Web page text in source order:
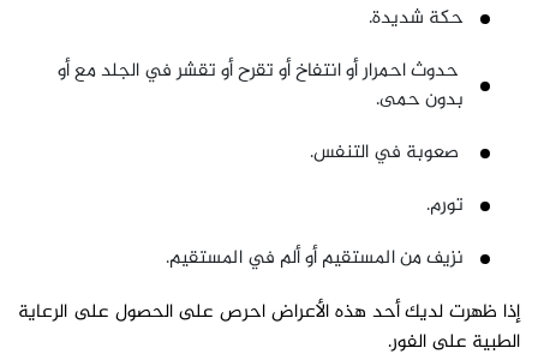
حكة شديدة.
حدوث احمرار أو انتفاخ أو تقرح أو تقشر في الجلد مع أو
بدون حمى.
صعوبة في التنفس.
تورم.
نزيف من المستقيم أو ألم في المستقيم.
إذا ظهرت لديك أحد هذه الأعراض احرص على الحصول على الرعاية
الطبية على الفور.